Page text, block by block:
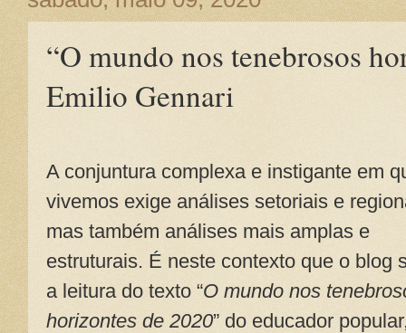
“O mundo nos tenebrosos
Emilio Gennari
A conjuntura complexa e instigante em
vivemos exige análises setoriais e
mas também análises mais amplas e
estruturais. É neste contexto que o blog
a leitura do texto “O mundo nos
horizontes de 2020” do educador